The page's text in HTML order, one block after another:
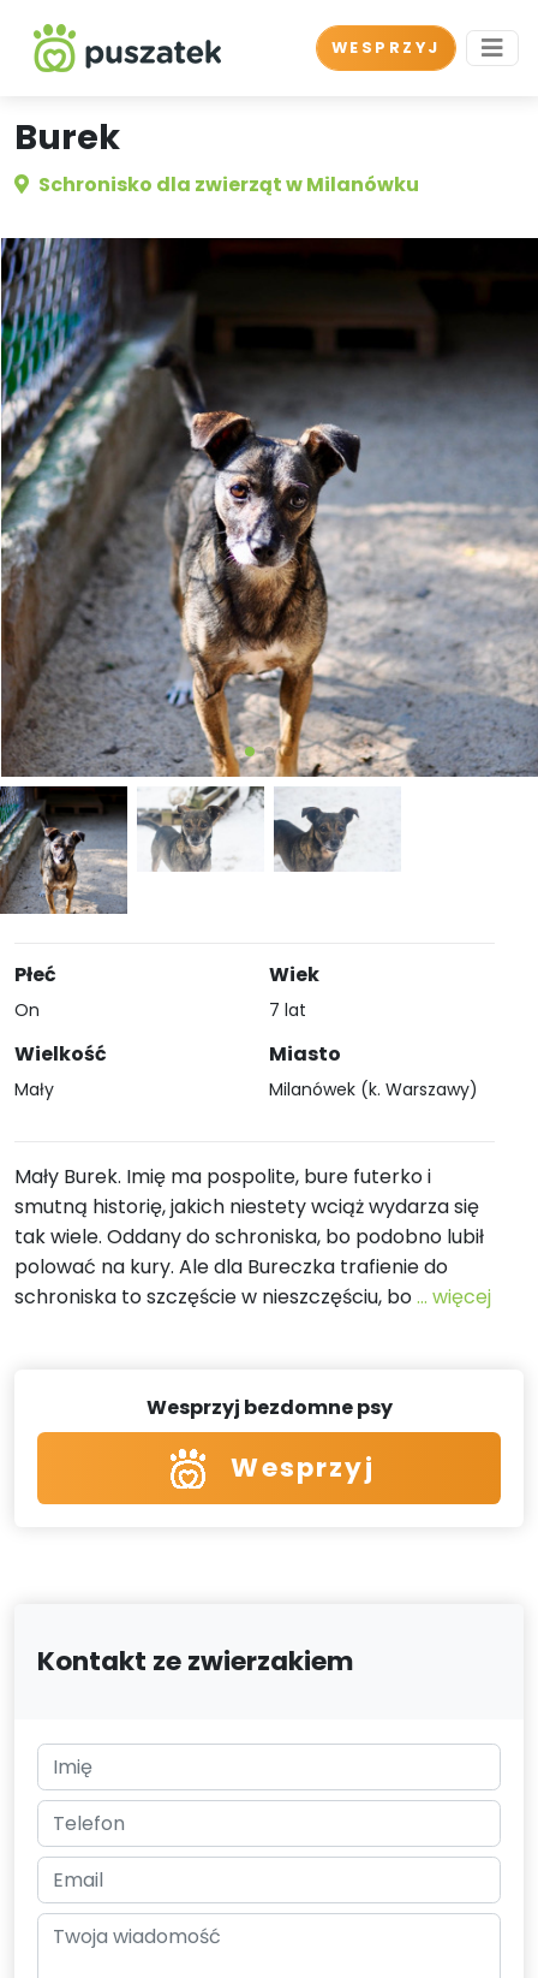
WESPRZYJ
Burek
Schronisko dla zwierząt w Milanówku
Płeć
On
Wielkość
Mały
Wiek
7 lat
Miasto
Milanówek (k. Warszawy)
Mały Burek. Imię ma pospolite, bure futerko i
smutną historię, jakich niestety wciąż wydarza się
tak wiele. Oddany do schroniska, bo podobno lubił
polować na kury. Ale dla Bureczka trafienie do
schroniska to szczęście w nieszczęściu, bo... więcej
Wesprzyj bezdomne psy
Wesprzyj
Kontakt ze zwierzakiem